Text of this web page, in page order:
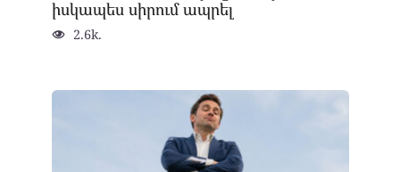
իսկապես սիրում ապրել
2.6k.